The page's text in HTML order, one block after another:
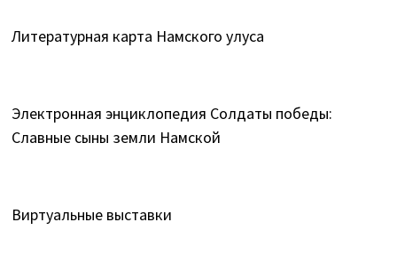
Литературная карта Намского улуса
Электронная энциклопедия Солдаты победы:
Славные сыны земли Намской
Виртуальные выставки